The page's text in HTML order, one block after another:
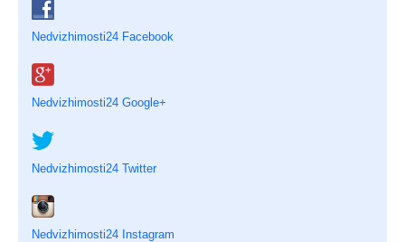
Nedvizhimosti24 Facebook
Nedvizhimosti24 Google+
Nedvizhimosti24 Twitter
Nedvizhimosti24 Instagram